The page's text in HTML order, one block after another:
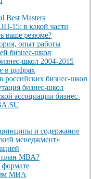
Best Masters
15: в какой части
ваше резюме?
опыт работы
бизнес-школ
школ 2004-2015
в цифрах
российских бизнес-школ
бизнес-школ
ассоциации бизнес-
и содержание
менеджмент»
план МВА?
MBA